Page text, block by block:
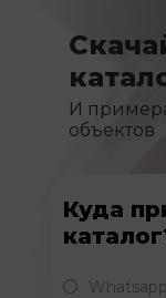
И
объектов
Куда
Whatsapp